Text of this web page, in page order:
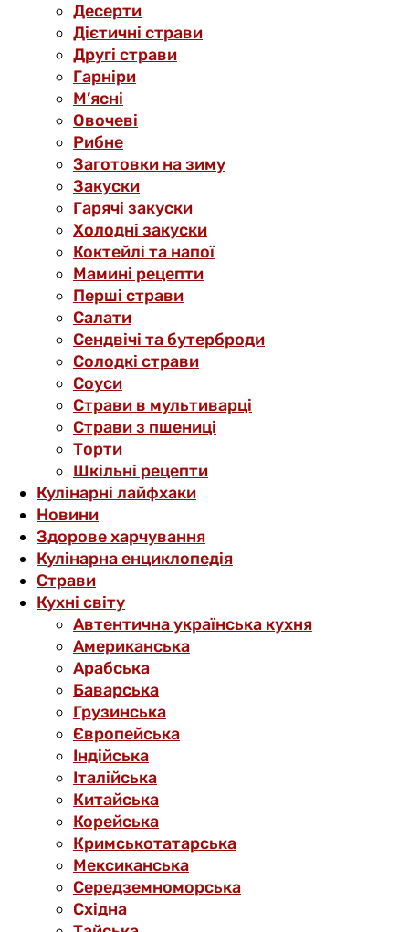
Десерти
Дієтичні страви
Другі страви
Гарніри
М’ясні
Овочеві
Рибне
Заготовки на зиму
Закуски
Гарячі закуски
Холодні закуски
Коктейлі та напої
Мамині рецепти
Перші страви
Салати
Сендвічі та бутерброди
Солодкі страви
Соуси
Страви в мультиварці
Страви з пшениці
Торти
Шкільні рецепти
Кулінарні лайфхаки
Новини
Здорове харчування
Кулінарна енциклопедія
Страви
Кухні світу
Автентична українська кухня
Американська
Арабська
Баварська
Грузинська
Європейська
Індійська
Італійська
Китайська
Корейська
Кримськотатарська
Мексиканська
Середземноморська
Східна